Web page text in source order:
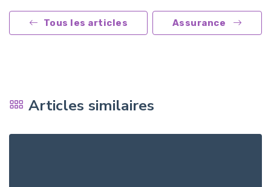
Tous les articles Assurance
Articles similaires